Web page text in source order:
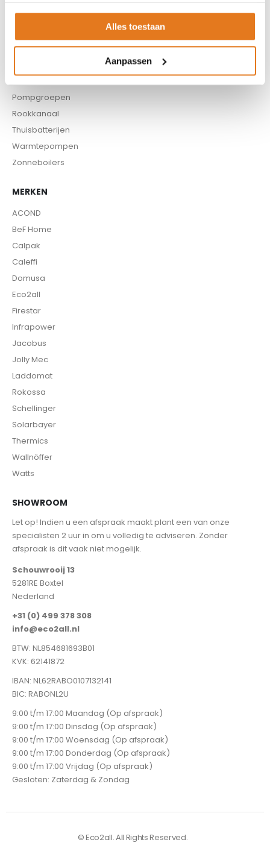
Alles toestaan
Aanpassen
Infrarood panelen
Hoge temperatuur warmtepomp
Kachels
Pompgroepen
Rookkanaal
Thuisbatterijen
Warmtepompen
Zonneboilers
MERKEN
ACOND
BeF Home
Calpak
Caleffi
Domusa
Eco2all
Firestar
Infrapower
Jacobus
Jolly Mec
Laddomat
Rokossa
Schellinger
Solarbayer
Thermics
Wallnöffer
Watts
SHOWROOM
Let op! Indien u een afspraak maakt plant een van onze
specialisten 2 uur in om u volledig te adviseren. Zonder
afspraak is dit vaak niet mogelijk.
Schouwrooij 13
5281RE Boxtel
Nederland
+31 (0) 499 378 308
info@eco2all.nl
BTW: NL854681693B01
KVK: 62141872
IBAN: NL62RABO0107132141
BIC: RABONL2U
9:00 t/m 17:00 Maandag (Op afspraak)
9:00 t/m 17:00 Dinsdag (Op afspraak)
9:00 t/m 17:00 Woensdag (Op afspraak)
9:00 t/m 17:00 Donderdag (Op afspraak)
9:00 t/m 17:00 Vrijdag (Op afspraak)
Gesloten: Zaterdag & Zondag
© Eco2all. All Rights Reserved.